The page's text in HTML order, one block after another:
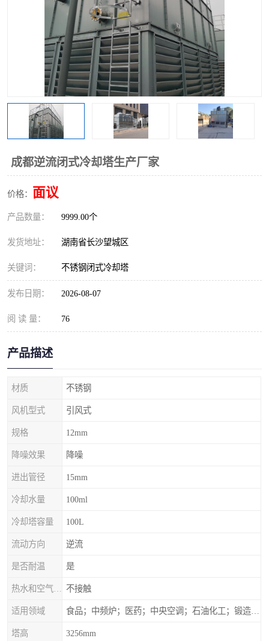
成都逆流闭式冷却塔生产厂家
价格： 面议
产品数量： 9999.00个
发货地址： 湖南省长沙望城区
关键词： 不锈钢闭式冷却塔
发布日期： 2026-08-07
阅 读 量： 76
产品描述
材质 不锈钢
风机型式 引风式
规格 12mm
降噪效果 降噪
进出管径 15mm
冷却水量 100ml
冷却塔容量 100L
流动方向 逆流
是否耐温 是
不接触
适用领域
塔高 3256mm